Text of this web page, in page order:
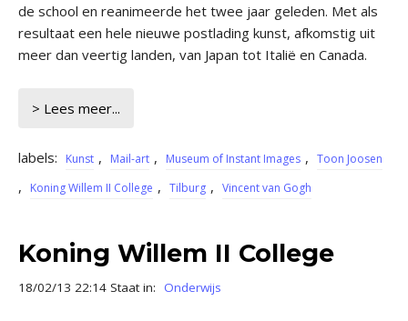
de school en reanimeerde het twee jaar geleden. Met als
resul­taat een hele nieuwe postlading kunst, afkomstig uit
meer dan veertig landen, van Japan tot Ita­lië en Canada.
> Lees meer...
labels: Kunst , Mail-art , Museum of Instant Images , Toon Joosen
, Koning Willem II College , Tilburg , Vincent van Gogh
Koning Willem II College
18/02/13 22:14 Staat in: Onderwijs